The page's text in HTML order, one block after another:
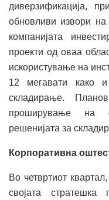
диверзификација,
обновливи извори на
компанијата
проекти од оваа
искористување на
12 мегавати како
складирање.
проширување на
решенијата за
Корпоративна
Во четвртиот
својата стратешка